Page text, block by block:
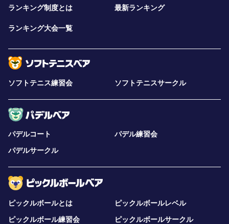
ランキング制度とは 最新ランキング
ランキング大会一覧
ソフトテニス練習会 ソフトテニスサークル
パデルコート
パデル練習会
パデルサークル
ピックルボールとは
ピックルボールレベル
ピックルボール練習会
ピックルボールサークル